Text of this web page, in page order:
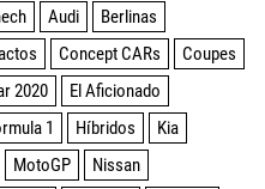
Audi
Berlinas
Concept CARs
Coupes
2020
El Aficionado
1 Híbridos
Kia
MotoGP
Nissan